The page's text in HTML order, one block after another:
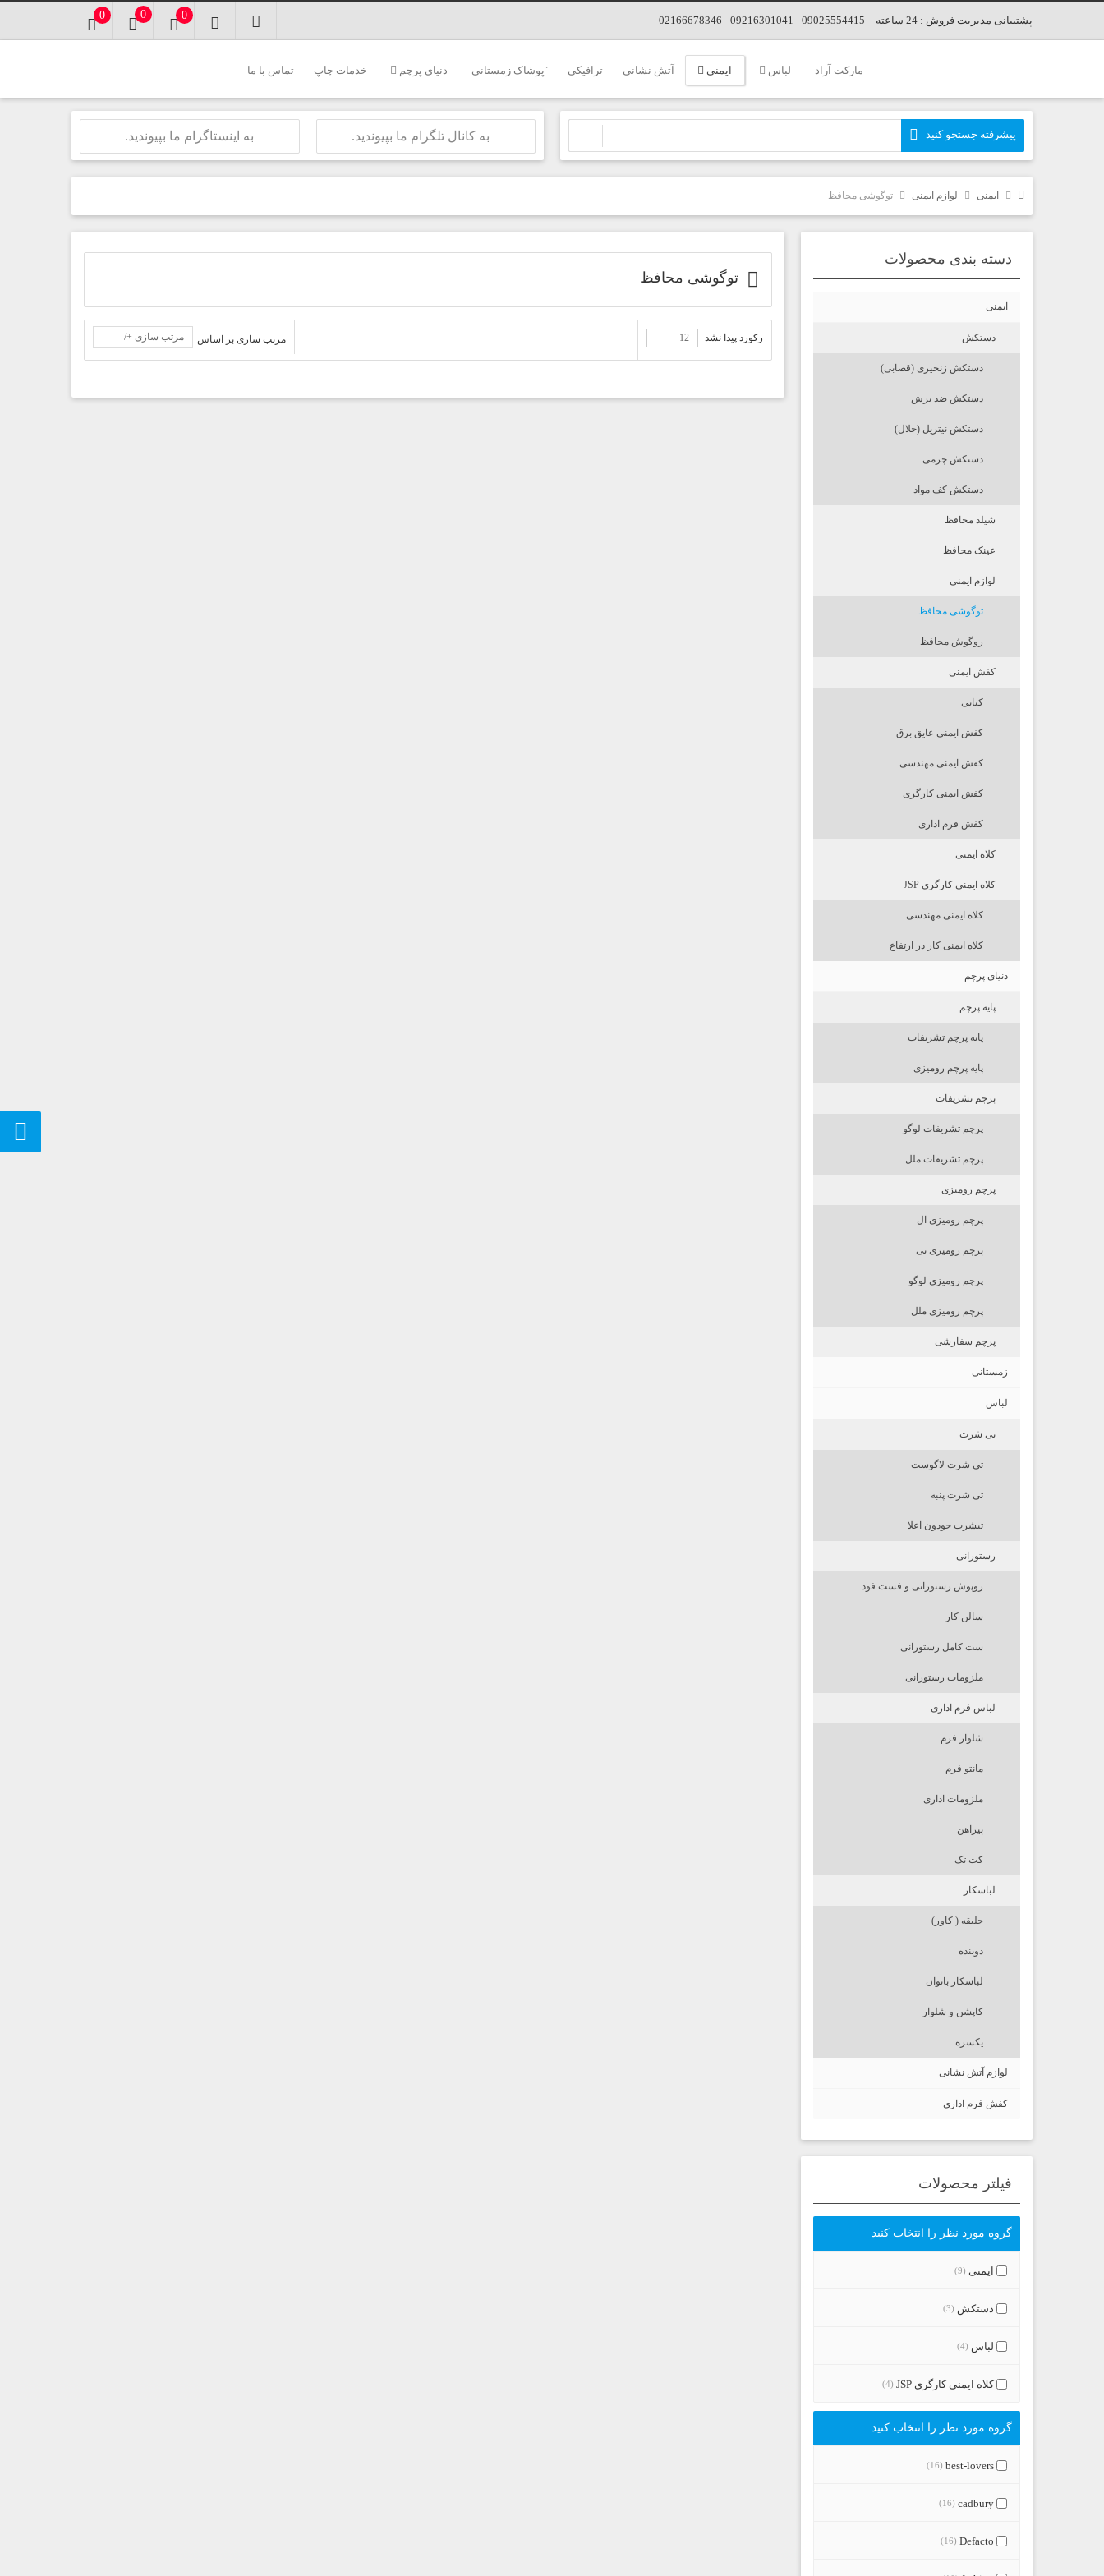
پشتیبانی مدیریت فروش : 24 ساعته - 09025554415 - 09216301041 - 02166678346 0 0 0
مارکت آراد لباس ایمنی آتش نشانی ترافیکی `پوشاک زمستانی دنیای پرچم خدمات چاپ تماس با ما
به کانال تلگرام ما بپیوندید. به اینستاگرام ما بپیوندید.
ایمنی لوازم ایمنی توگوشی محافظ
دسته بندی محصولات
ایمنی
دستکش
دستکش زنجیری (قصابی)
دستکش ضد برش
دستکش نیتریل (حلال)
دستکش چرمی
دستکش کف مواد
شیلد محافظ
عینک محافظ
لوازم ایمنی
توگوشی محافظ
روگوش محافظ
کفش ایمنی
کتانی
کفش ایمنی عایق برق
کفش ایمنی مهندسی
کفش ایمنی کارگری
کفش فرم اداری
کلاه ایمنی
کلاه ایمنی کارگری JSP
کلاه ایمنی مهندسی
کلاه ایمنی کار در ارتفاع
دنیای پرچم
پایه پرچم
پایه پرچم تشریفات
پایه پرچم رومیزی
پرچم تشریفات
پرچم تشریفات لوگو
پرچم تشریفات ملل
پرچم رومیزی
پرچم رومیزی ال
پرچم رومیزی تی
پرچم رومیزی لوگو
پرچم رومیزی ملل
پرچم سفارشی
زمستانی
لباس
تی شرت
تی شرت لاگوست
تی شرت پنبه
تیشرت جودون اعلا
رستورانی
روپوش رستورانی و فست فود
سالن کار
ست کامل رستورانی
ملزومات رستورانی
لباس فرم اداری
شلوار فرم
مانتو فرم
ملزومات اداری
پیراهن
کت تک
لباسکار
جلیقه ( کاور)
دوبنده
لباسکار بانوان
کاپشن و شلوار
یکسره
لوازم آتش نشانی
کفش فرم اداری
فیلتر محصولات
گروه مورد نظر را انتخاب کنید
ایمنی (9)
دستکش (3)
لباس (4)
کلاه ایمنی کارگری JSP (4)
گروه مورد نظر را انتخاب کنید
best-lovers
(16)
cadbury
(16)
Defacto
(16)
توگوشی محافظ
رکورد پیدا نشد مرتب سازی بر اساس مرتب سازی +/-